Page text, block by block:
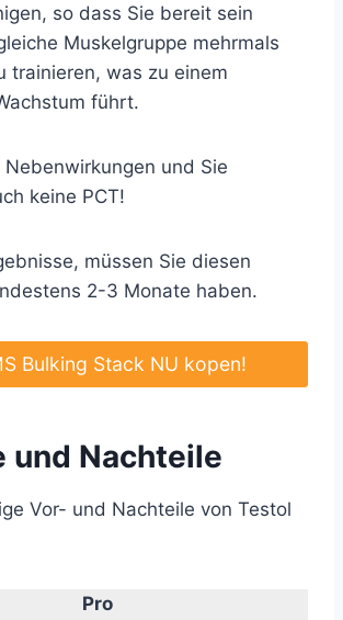
so dass Sie bereit sein
Muskelgruppe mehrmals
trainieren, was zu einem
führt.
Nebenwirkungen und Sie
keine PCT!
müssen Sie diesen
2-3 Monate haben.
Bulking Stack NU kopen!
und Nachteile
Vor- und Nachteile von Testol
Pro